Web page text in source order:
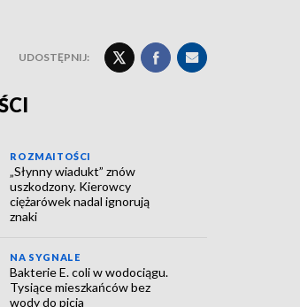
UDOSTĘPNIJ:
ROZMAITOŚCI
„Słynny wiadukt” znów
uszkodzony. Kierowcy
ciężarówek nadal ignorują
znaki
NA SYGNALE
Bakterie E. coli w wodociągu.
Tysiące mieszkańców bez
wody do picia